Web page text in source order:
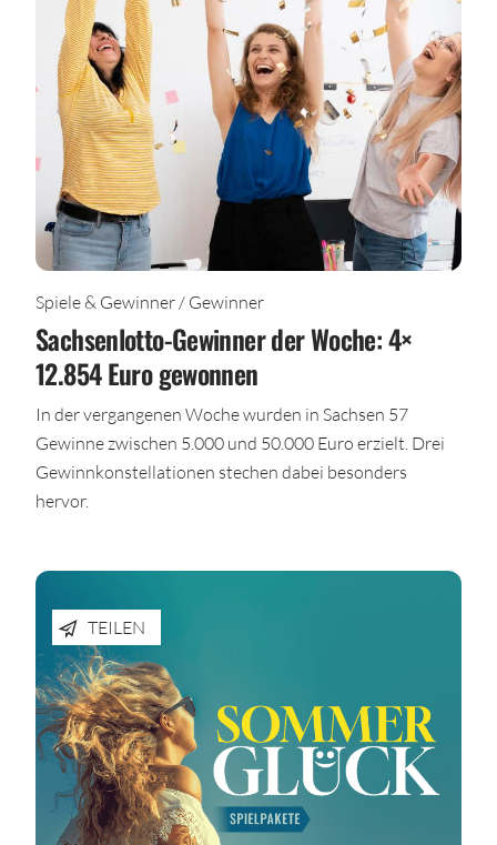
Spiele & Gewinner / Gewinner
Sachsenlotto-Gewinner der Woche: 4×
12.854 Euro gewonnen
In der vergangenen Woche wurden in Sachsen 57
Gewinne zwischen 5.000 und 50.000 Euro erzielt. Drei
Gewinnkonstellationen stechen dabei besonders
hervor.
TEILEN